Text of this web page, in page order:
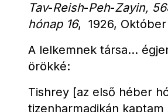
Tav-Reish-Peh-Zayin,
hónap 16,  1926,
A lelkemnek társa...
örökké:
Tishrey [az első héber
tizenharmadikán